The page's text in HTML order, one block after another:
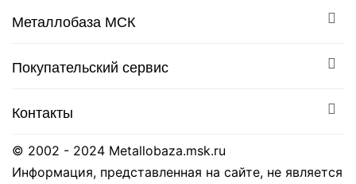
Металлобаза МСК
Покупательский сервис
Контакты
© 2002 - 2024 Metallobaza.msk.ru
Информация, представленная на сайте, не является